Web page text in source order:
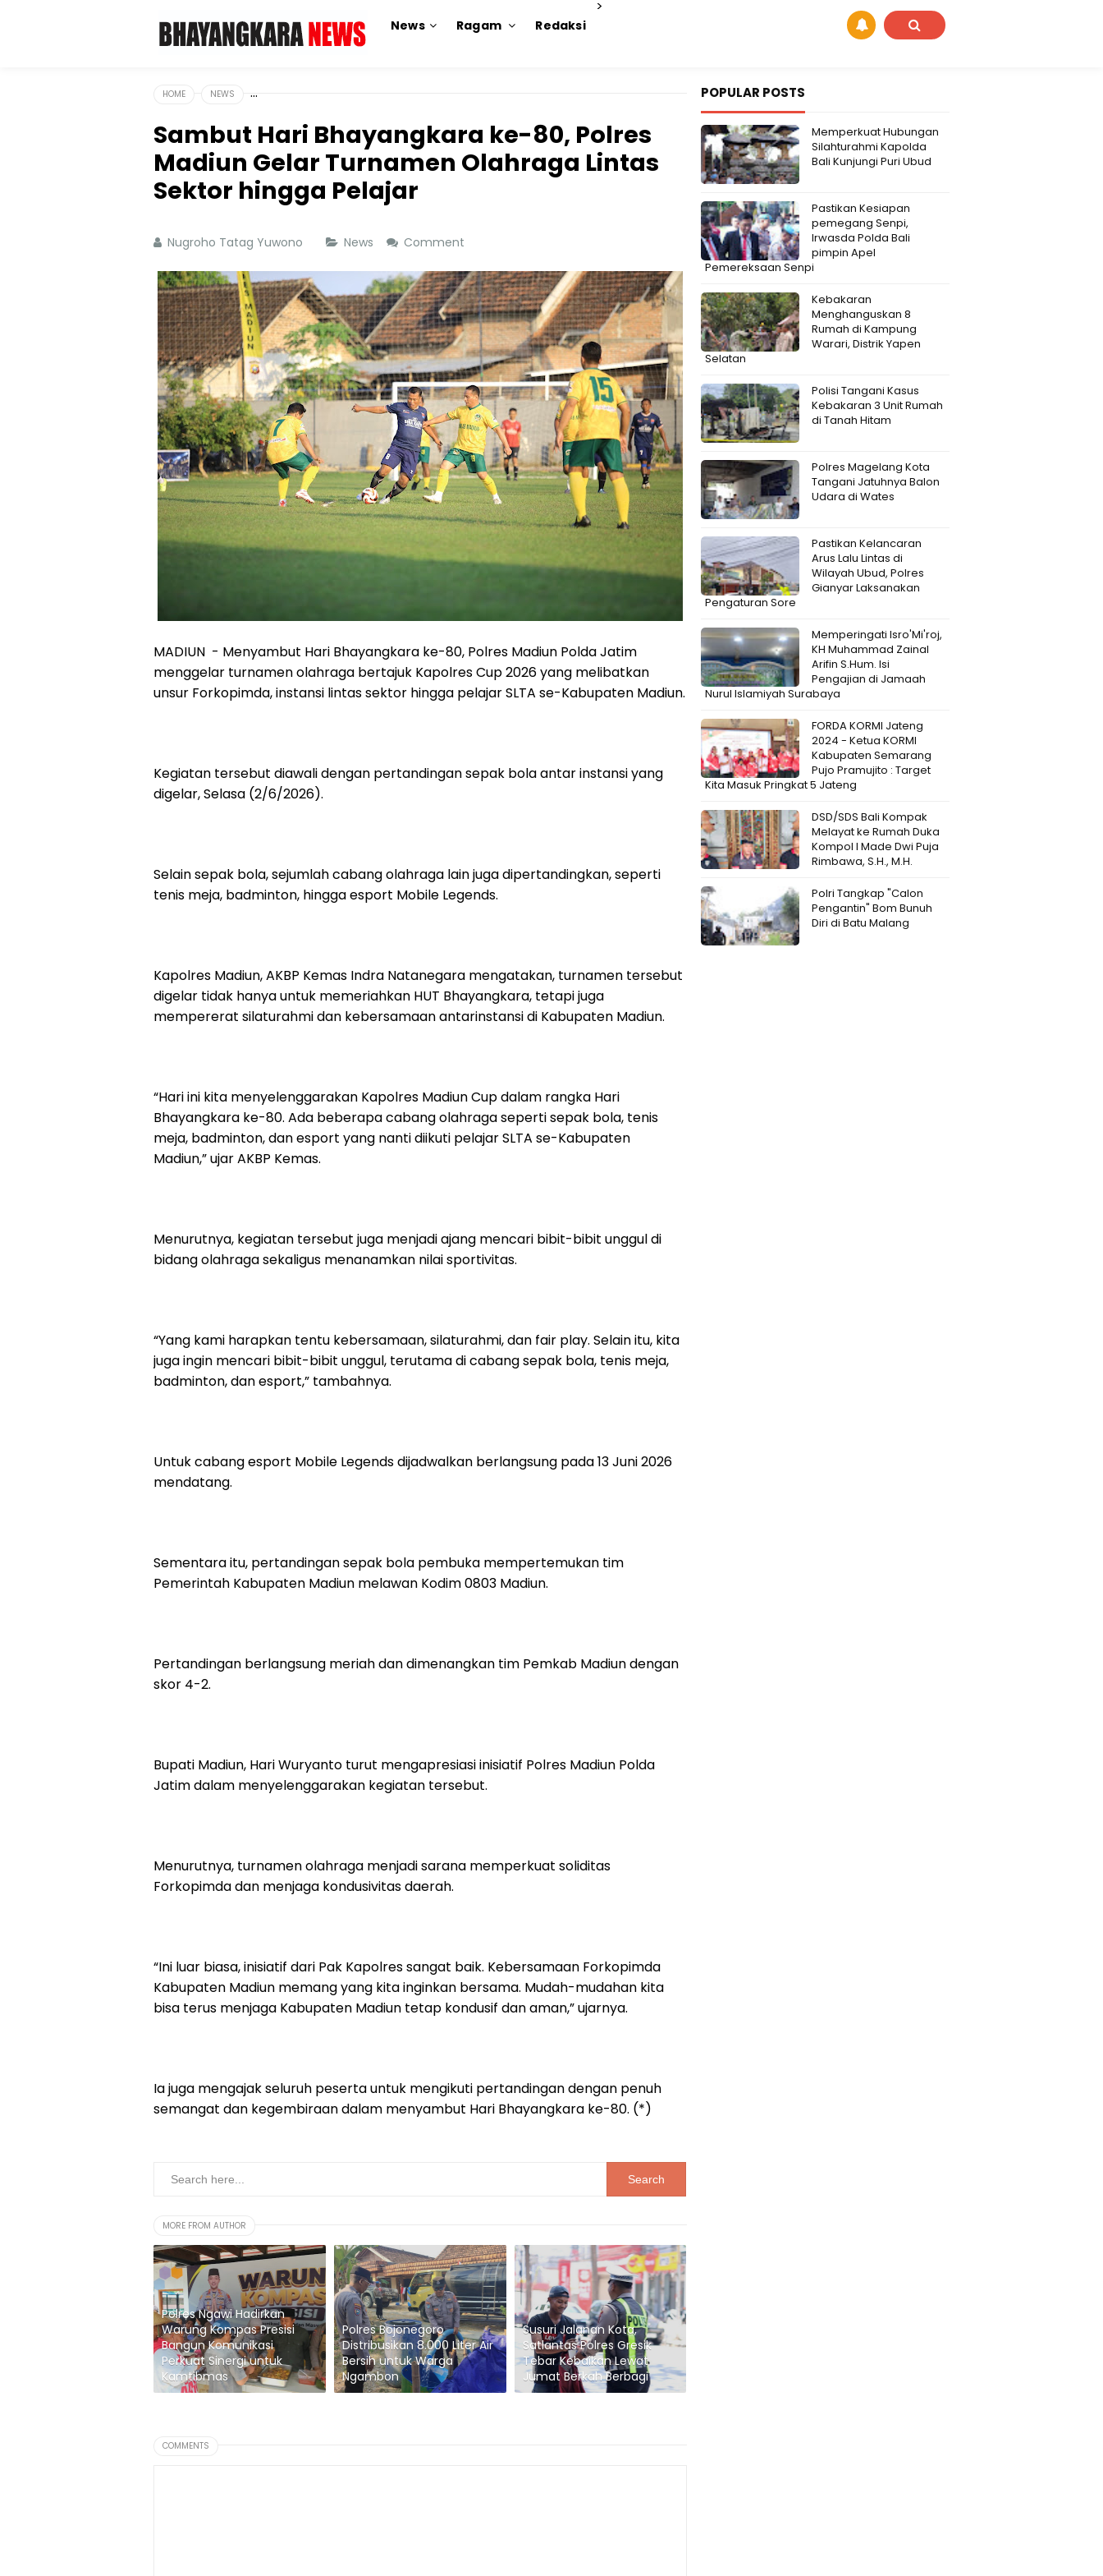
News
>
Ragam Redaksi
HOME NEWS
Sambut Hari Bhayangkara ke-80, Polres
Madiun Gelar Turnamen Olahraga Lintas
Sektor hingga Pelajar
Nugroho Tatag Yuwono News Comment
MADIUN - Menyambut Hari Bhayangkara ke-80, Polres Madiun Polda Jatim
menggelar turnamen olahraga bertajuk Kapolres Cup 2026 yang melibatkan
unsur Forkopimda, instansi lintas sektor hingga pelajar SLTA se-Kabupaten Madiun.
Kegiatan tersebut diawali dengan pertandingan sepak bola antar instansi yang
digelar, Selasa (2/6/2026).
Selain sepak bola, sejumlah cabang olahraga lain juga dipertandingkan, seperti
tenis meja, badminton, hingga esport Mobile Legends.
Kapolres Madiun, AKBP Kemas Indra Natanegara mengatakan, turnamen tersebut
digelar tidak hanya untuk memeriahkan HUT Bhayangkara, tetapi juga
mempererat silaturahmi dan kebersamaan antarinstansi di Kabupaten Madiun.
“Hari ini kita menyelenggarakan Kapolres Madiun Cup dalam rangka Hari
Bhayangkara ke-80. Ada beberapa cabang olahraga seperti sepak bola, tenis
meja, badminton, dan esport yang nanti diikuti pelajar SLTA se-Kabupaten
Madiun,” ujar AKBP Kemas.
Menurutnya, kegiatan tersebut juga menjadi ajang mencari bibit-bibit unggul di
bidang olahraga sekaligus menanamkan nilai sportivitas.
“Yang kami harapkan tentu kebersamaan, silaturahmi, dan fair play. Selain itu, kita
juga ingin mencari bibit-bibit unggul, terutama di cabang sepak bola, tenis meja,
badminton, dan esport,” tambahnya.
Untuk cabang esport Mobile Legends dijadwalkan berlangsung pada 13 Juni 2026
mendatang.
Sementara itu, pertandingan sepak bola pembuka mempertemukan tim
Pemerintah Kabupaten Madiun melawan Kodim 0803 Madiun.
Pertandingan berlangsung meriah dan dimenangkan tim Pemkab Madiun dengan
skor 4-2.
Bupati Madiun, Hari Wuryanto turut mengapresiasi inisiatif Polres Madiun Polda
Jatim dalam menyelenggarakan kegiatan tersebut.
Menurutnya, turnamen olahraga menjadi sarana memperkuat soliditas
Forkopimda dan menjaga kondusivitas daerah.
“Ini luar biasa, inisiatif dari Pak Kapolres sangat baik. Kebersamaan Forkopimda
Kabupaten Madiun memang yang kita inginkan bersama. Mudah-mudahan kita
bisa terus menjaga Kabupaten Madiun tetap kondusif dan aman,” ujarnya.
Ia juga mengajak seluruh peserta untuk mengikuti pertandingan dengan penuh
semangat dan kegembiraan dalam menyambut Hari Bhayangkara ke-80. (*)
MORE FROM AUTHOR
Polres Ngawi Hadirkan
Warung Kompas Presisi
Bangun Komunikasi
Perkuat Sinergi untuk
Kamtibmas
Polres Bojonegoro
Distribusikan 8.000 Liter Air
Bersih untuk Warga
Ngambon
Susuri Jalanan Kota,
Satlantas Polres Gresik
Tebar Kebaikan Lewat
Jumat Berkah Berbagi
COMMENTS
POPULAR POSTS
Memperkuat Hubungan
Silahturahmi Kapolda
Bali Kunjungi Puri Ubud
Pastikan Kesiapan
pemegang Senpi,
Irwasda Polda Bali
pimpin Apel
Pemereksaan Senpi
Kebakaran
Menghanguskan 8
Rumah di Kampung
Warari, Distrik Yapen
Selatan
Polisi Tangani Kasus
Kebakaran 3 Unit Rumah
di Tanah Hitam
Polres Magelang Kota
Tangani Jatuhnya Balon
Udara di Wates
Pastikan Kelancaran
Arus Lalu Lintas di
Wilayah Ubud, Polres
Gianyar Laksanakan
Pengaturan Sore
Memperingati Isro'Mi'roj,
KH Muhammad Zainal
Arifin S.Hum. Isi
Pengajian di Jamaah
Nurul Islamiyah Surabaya
FORDA KORMI Jateng
2024 - Ketua KORMI
Kabupaten Semarang
Pujo Pramujito : Target
Kita Masuk Pringkat 5 Jateng
DSD/SDS Bali Kompak
Melayat ke Rumah Duka
Kompol I Made Dwi Puja
Rimbawa, S.H., M.H.
Polri Tangkap "Calon
Pengantin" Bom Bunuh
Diri di Batu Malang